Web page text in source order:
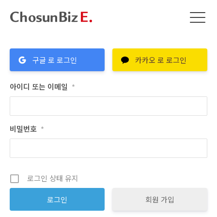
구글 로 로그인 카카오 로 로그인
아이디 또는 이메일 *
비밀번호 *
로그인 상태 유지
회원 가입